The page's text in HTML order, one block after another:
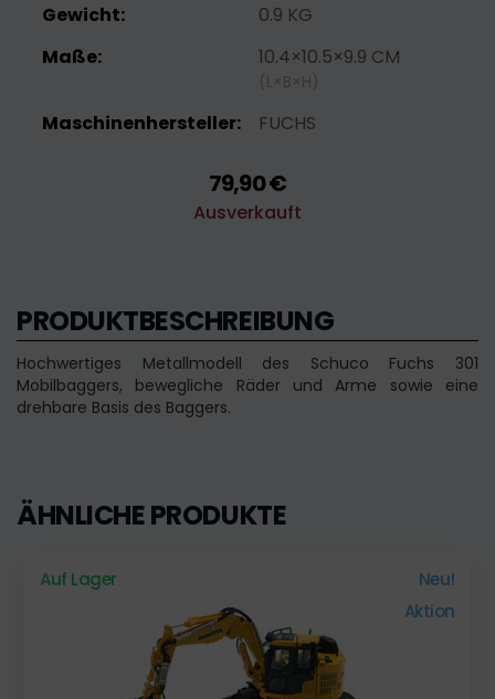
Gewicht:
0.9 KG
Maße:
10.4×10.5×9.9 CM
(L×B×H)
Maschinenhersteller: FUCHS
79,90 €
Ausverkauft
PRODUKTBESCHREIBUNG
Hochwertiges Metallmodell des Schuco Fuchs 301
Mobilbaggers, bewegliche Räder und Arme sowie eine
drehbare Basis des Baggers.
ÄHNLICHE PRODUKTE
Auf Lager
Neu!
Aktion